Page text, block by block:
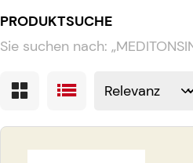
PRODUKTSUCHE
Sie suchen nach: „